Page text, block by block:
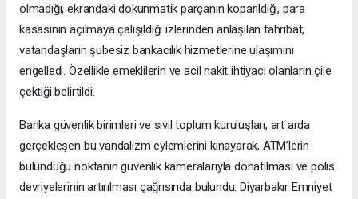
olmadığı, ekrandaki dokunmatik parçanın koparıldığı, para
kasasının açılmaya çalışıldığı izlerinden anlaşılan tahribat,
vatandaşların şubesiz bankacılık hizmetlerine ulaşımını
engelledi. Özellikle emeklilerin ve acil nakit ihtiyacı olanların çile
çektiği belirtildi.
Banka güvenlik birimleri ve sivil toplum kuruluşları, art arda
gerçekleşen bu vandalizm eylemlerini kınayarak, ATM’lerin
bulunduğu noktanın güvenlik kameralarıyla donatılması ve polis
devriyelerinin artırılması çağrısında bulundu. Diyarbakır Emniyet